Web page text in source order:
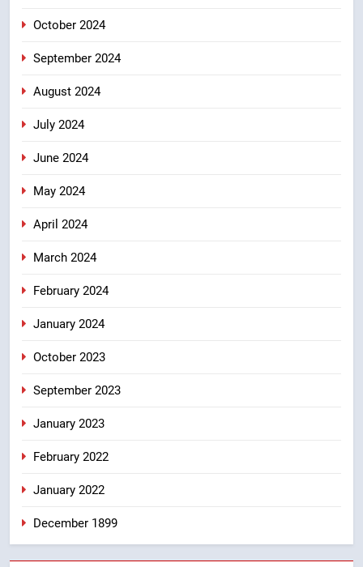
October 2024
September 2024
August 2024
July 2024
June 2024
May 2024
April 2024
March 2024
February 2024
January 2024
October 2023
September 2023
January 2023
February 2022
January 2022
December 1899